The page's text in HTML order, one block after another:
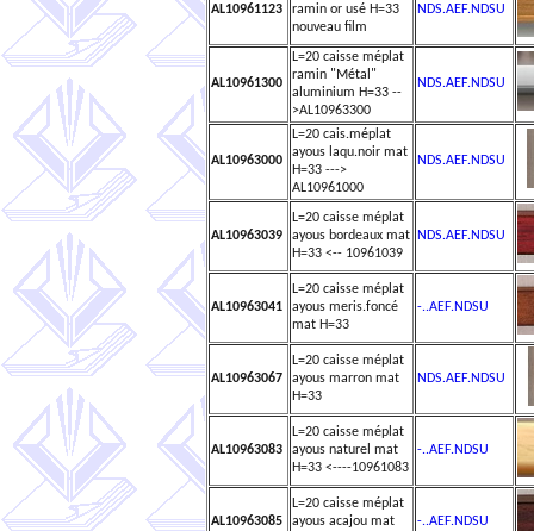
AL10961123
ramin or usé H=33
nouveau film
NDS.AEF.NDSU
AL10961300
L=20 caisse méplat
ramin "Métal"
aluminium H=33 --
>AL10963300
NDS.AEF.NDSU
AL10963000
L=20 cais.méplat
ayous laqu.noir mat
H=33 --->
AL10961000
NDS.AEF.NDSU
AL10963039
L=20 caisse méplat
ayous bordeaux mat
H=33 <-- 10961039
NDS.AEF.NDSU
AL10963041
L=20 caisse méplat
ayous meris.foncé
mat H=33
-..AEF.NDSU
AL10963067
L=20 caisse méplat
ayous marron mat
H=33
NDS.AEF.NDSU
AL10963083
L=20 caisse méplat
ayous naturel mat
H=33 <----10961083
-..AEF.NDSU
AL10963085
L=20 caisse méplat
ayous acajou mat
-..AEF.NDSU